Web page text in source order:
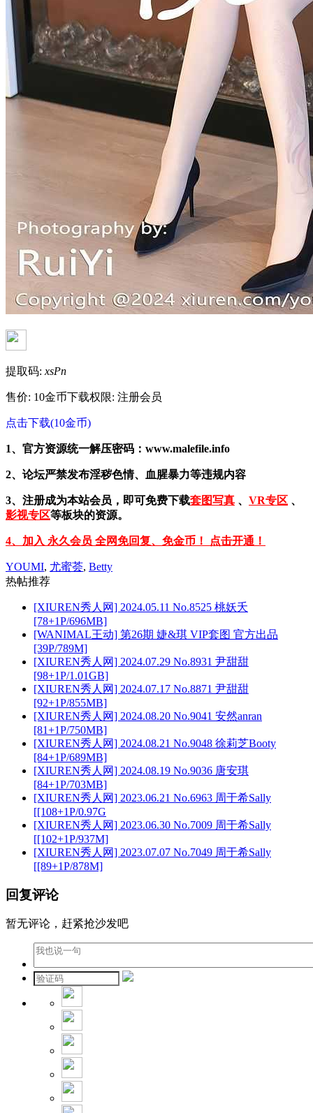
提取码: xsPn
售价: 10金币下载权限: 注册会员
点击下载(10金币)
1、官方资源统一解压密码：www.malefile.info
2、论坛严禁发布淫秽色情、血腥暴力等违规内容
3、注册成为本站会员，即可免费下载套图写真 、 VR专区 、
影视专区等板块的资源。
4、加入 永久会员 全网免回复、免金币！ 点击开通！
YOUMI, 尤蜜荟, Betty
热帖推荐
[XIUREN秀人网] 2024.05.11 No.8525 桃妖夭
[78+1P/696MB]
[WANIMAL王动] 第26期 婕&琪 VIP套图 官方出品
[39P/789M]
[XIUREN秀人网] 2024.07.29 No.8931 尹甜甜
[98+1P/1.01GB]
[XIUREN秀人网] 2024.07.17 No.8871 尹甜甜
[92+1P/855MB]
[XIUREN秀人网] 2024.08.20 No.9041 安然anran
[81+1P/750MB]
[XIUREN秀人网] 2024.08.21 No.9048 徐莉芝Booty
[84+1P/689MB]
[XIUREN秀人网] 2024.08.19 No.9036 唐安琪
[84+1P/703MB]
[XIUREN秀人网] 2023.06.21 No.6963 周于希Sally
[[108+1P/0.97G
[XIUREN秀人网] 2023.06.30 No.7009 周于希Sally
[[102+1P/937M]
[XIUREN秀人网] 2023.07.07 No.7049 周于希Sally
[[89+1P/878M]
回复评论
暂无评论，赶紧抢沙发吧